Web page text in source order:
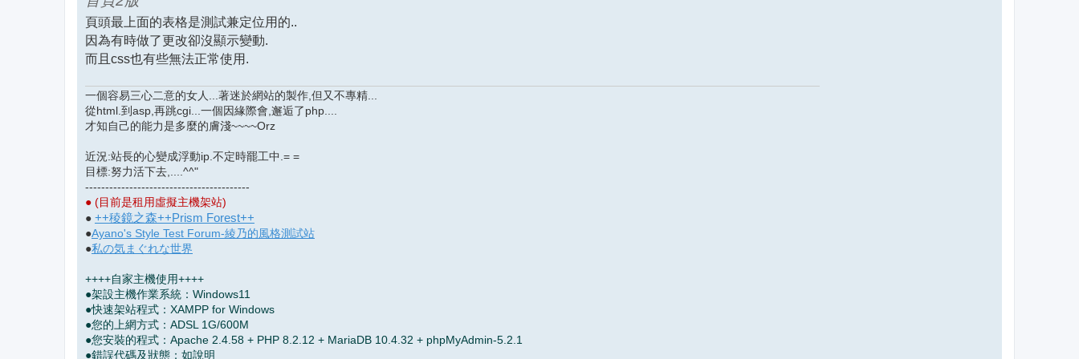
頁頭最上面的表格是測試兼定位用的..
因為有時做了更改卻沒顯示變動.
而且css也有些無法正常使用.
一個容易三心二意的女人...著迷於網站的製作,但又不專精...
從html.到asp,再跳cgi...一個因緣際會,邂逅了php....
才知自己的能力是多麼的膚淺~~~~Orz
近況:站長的心變成浮動ip.不定時罷工中.= =
目標:努力活下去,....^^"
-----------------------------------------
● (目前是租用虛擬主機架站)
● ++稜鏡之森++Prism Forest++
●Ayano's Style Test Forum-綾乃的風格測試站
●私の気まぐれな世界
++++自家主機使用++++
●架設主機作業系統：Windows11
●快速架站程式：XAMPP for Windows
●您的上網方式：ADSL 1G/600M
●您安裝的程式：Apache 2.4.58 + PHP 8.2.12 + MariaDB 10.4.32 + phpMyAdmin-5.2.1
●錯誤代碼及狀態：如說明